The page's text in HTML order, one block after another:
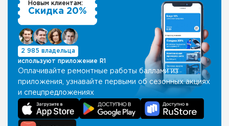
Оплачивайте ремонтные работы баллами из
приложения, узнавайте первыми об сезонных акциях
и спецпредложениях
Новым клиентам:
Скидка 20%
2 985 владельца
используют приложение R1